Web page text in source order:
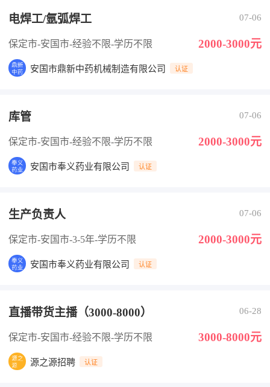
电焊工/氩弧焊工 07-06
保定市-安国市-经验不限-学历不限 2000-3000元
安国市鼎新中药机械制造有限公司 认证
库管 07-06
保定市-安国市-经验不限-学历不限 2000-3000元
安国市奉义药业有限公司 认证
生产负责人 07-06
保定市-安国市-3-5年-学历不限 2000-3000元
安国市奉义药业有限公司 认证
直播带货主播（3000-8000） 06-28
保定市-安国市-经验不限-学历不限 3000-8000元
源之源招聘 认证